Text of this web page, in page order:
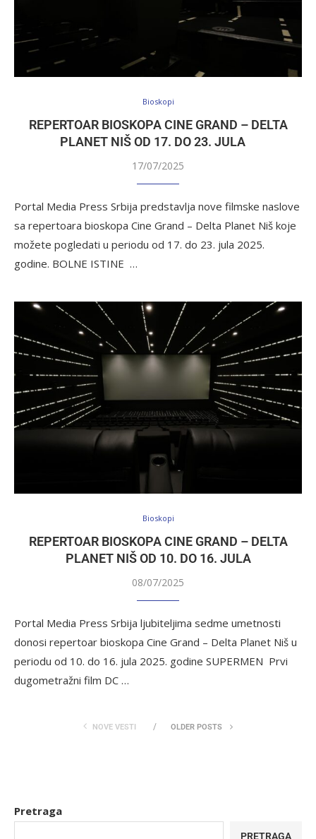
Bioskopi
REPERTOAR BIOSKOPA CINE GRAND – DELTA
PLANET NIŠ OD 17. DO 23. JULA
17/07/2025
Portal Media Press Srbija predstavlja nove filmske naslove
sa repertoara bioskopa Cine Grand – Delta Planet Niš koje
možete pogledati u periodu od 17. do 23. jula 2025.
godine. BOLNE ISTINE …
Bioskopi
REPERTOAR BIOSKOPA CINE GRAND – DELTA
PLANET NIŠ OD 10. DO 16. JULA
08/07/2025
Portal Media Press Srbija ljubiteljima sedme umetnosti
donosi repertoar bioskopa Cine Grand – Delta Planet Niš u
periodu od 10. do 16. jula 2025. godine SUPERMEN Prvi
dugometražni film DC …
NOVE VESTI OLDER POSTS
Pretraga
PRETRAGA